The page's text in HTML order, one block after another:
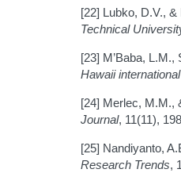
[22] Lubko, D.V.,
Technical
[23] M’Baba,
Hawaii
[24] Merlec, M.M.,
Journal, 11(11),
[25] Nandiyanto,
Research Trends,